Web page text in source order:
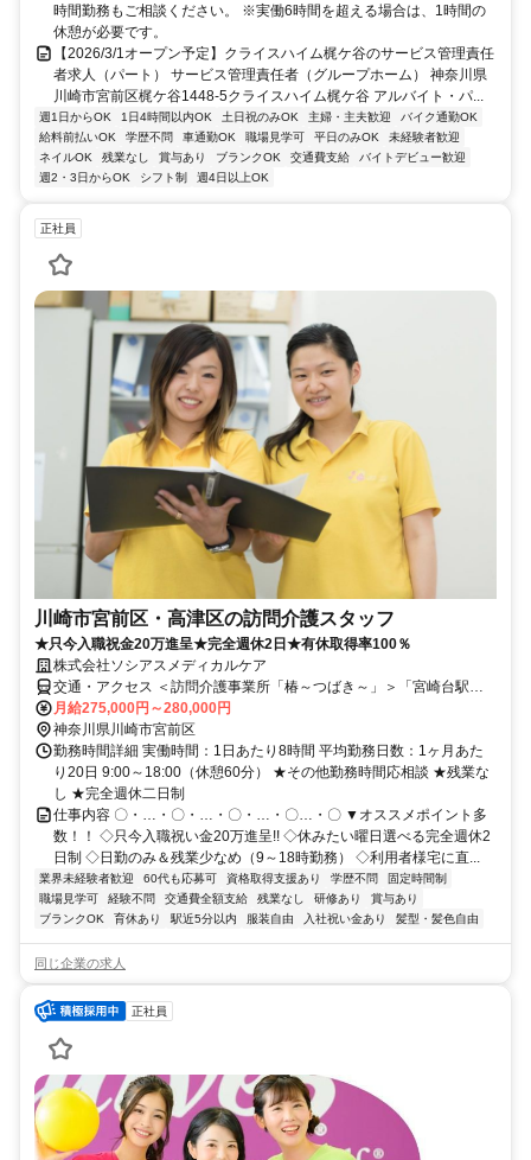
時間勤務もご相談ください。 ※実働6時間を超える場合は、1時間の
休憩が必要です。
【2026/3/1オープン予定】クライスハイム梶ケ谷のサービス管理責任
者求人（パート） サービス管理責任者（グループホーム） 神奈川県
川崎市宮前区梶ケ谷1448-5クライスハイム梶ケ谷 アルバイト・パ...
週1日からOK 1日4時間以内OK 土日祝のみOK 主婦・主夫歓迎
バイク通勤OK
給料前払いOK
学歴不問 車通勤OK 職場見学可 平日のみOK
未経験者歓迎
ネイルOK
残業なし 賞与あり ブランクOK 交通費支給
バイトデビュー歓迎
週2・3日からOK
シフト制 週4日以上OK
正社員
川崎市宮前区・高津区の訪問介護スタッフ
★只今入職祝金20万進呈★完全週休2日★有休取得率100％
株式会社ソシアスメディカルケア
交通・アクセス ＜訪問介護事業所「椿～つばき～」＞「宮崎台駅」
より徒歩1分
月給275,000円～280,000円
神奈川県川崎市宮前区
勤務時間詳細 実働時間：1日あたり8時間 平均勤務日数：1ヶ月あた
り20日 9:00～18:00（休憩60分） ★その他勤務時間応相談 ★残業な
し ★完全週休二日制
仕事内容 〇・…・〇・…・〇・…・〇…・〇 ▼オススメポイント多
数！！ ◇只今入職祝い金20万進呈!! ◇休みたい曜日選べる完全週休2
日制 ◇日勤のみ＆残業少なめ（9～18時勤務） ◇利用者様宅に直...
業界未経験者歓迎 60代も応募可 資格取得支援あり 学歴不問
固定時間制
職場見学可
経験不問 交通費全額支給 残業なし 研修あり
賞与あり
ブランクOK
育休あり 駅近5分以内 服装自由 入社祝い金あり 髪型・髪色自由
同じ企業の求人
正社員